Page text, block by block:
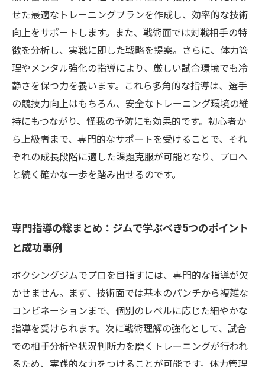
せた最適なトレーニングプランを作成し、効率的な技術
向上をサポートします。また、戦術面では対戦相手の特
徴を分析し、実戦に即した戦略を提案。さらに、体力管
理やメンタル強化の指導により、厳しい試合環境でも冷
静さを保つ力を養います。これら多角的な指導は、選手
の競技力向上はもちろん、安全なトレーニング環境の維
持にもつながり、怪我の予防にも効果的です。初心者か
ら上級者まで、専門的なサポートを受けることで、それ
ぞれの成長段階に適した課題克服が可能となり、プロへ
と続く確かな一歩を踏み出せるのです。
専門指導の総まとめ：ジムで学ぶべき5つのポイント
と成功事例
ボクシングジムでプロを目指すには、専門的な指導が欠
かせません。まず、技術面では基本のパンチから複雑な
コンビネーションまで、個別のレベルに応じた細やかな
指導を受けられます。次に戦術理解の強化として、試合
での相手分析や状況判断力を磨くトレーニングが行われ
るため、実践的な力をつけることが可能です。体力管理